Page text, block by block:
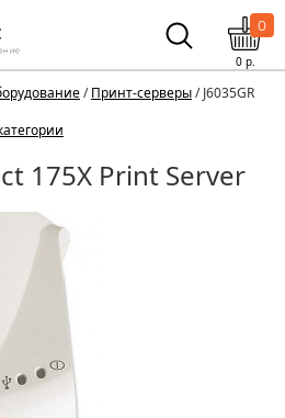
0
0р.
/Принт-серверы/ J6035GR
175X Print Server